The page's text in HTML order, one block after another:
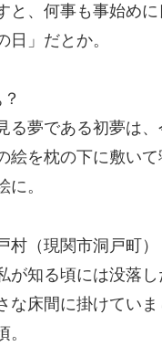
と、何事も事始め
」だとか。
る夢である初夢は
絵を枕の下に敷い
。
（現関市洞戸町）
が知る頃には没落
な床間に掛けてい